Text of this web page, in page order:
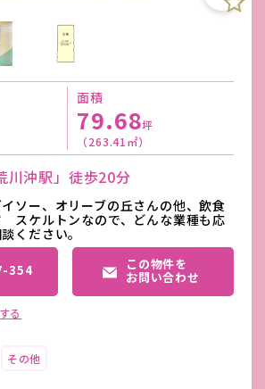
面積
79.68坪
（263.41㎡）
川沖駅」徒歩20分
ソー、オリーブの丘さんの他、飲食
スケルトンなので、どんな業種も応
ください。
354 この物件を
お問い合わせ
る
その他